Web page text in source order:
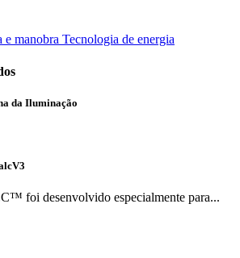
e manobra Tecnologia de energia
da Iluminação
foi desenvolvido especialmente para...